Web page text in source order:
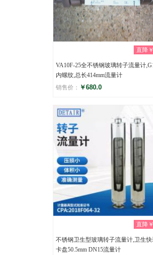
直降
VA10F-25全不锈钢玻璃转子流量计
内螺纹,总长414mm流量计
销售价： ￥680.0
直降
不锈钢卫生型玻璃转子流量计,卫生快
卡盘50.5mm DN15流量计